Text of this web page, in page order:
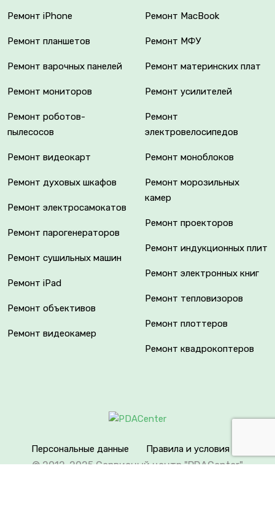
Ремонт iPhone
Ремонт планшетов
Ремонт варочных панелей
Ремонт мониторов
Ремонт роботов-
пылесосов
Ремонт видеокарт
Ремонт духовых шкафов
Ремонт электросамокатов
Ремонт парогенераторов
Ремонт сушильных машин
Ремонт iPad
Ремонт объективов
Ремонт видеокамер
Ремонт MacBook
Ремонт МФУ
Ремонт материнских плат
Ремонт усилителей
Ремонт
электровелосипедов
Ремонт моноблоков
Ремонт морозильных
камер
Ремонт проекторов
Ремонт индукционных плит
Ремонт электронных книг
Ремонт тепловизоров
Ремонт плоттеров
Ремонт квадрокоптеров
Персональные данные Правила и условия
© 2012-2025 Сервисный центр "PDACenter"